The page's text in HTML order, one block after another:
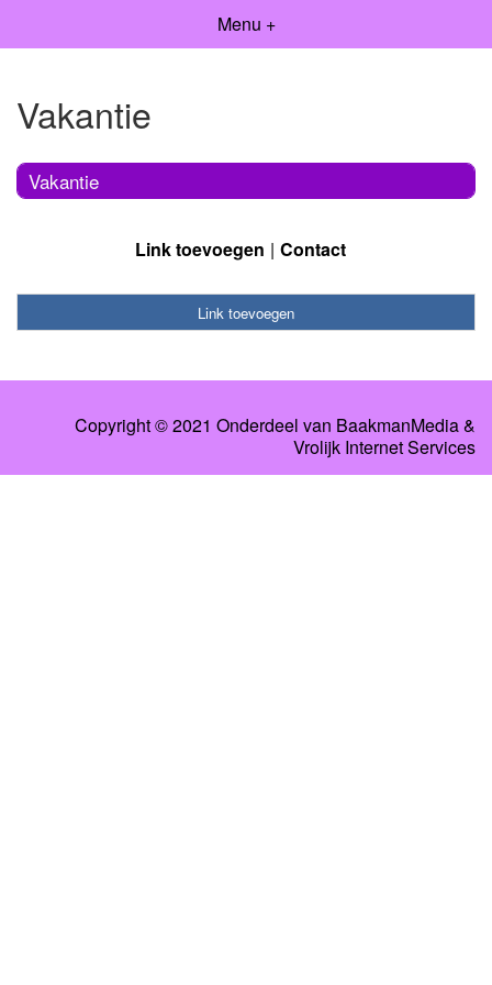
Menu +
Vakantie
Vakantie
Link toevoegen Contact
Link toevoegen
Copyright © 2021 Onderdeel van BaakmanMedia&
Vrolijk Internet Services